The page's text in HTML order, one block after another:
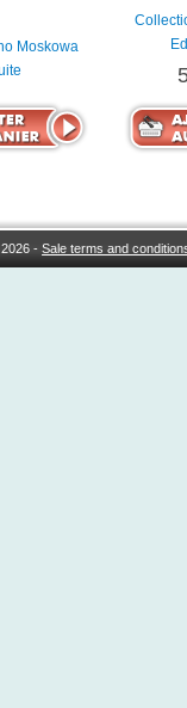
Moskowa
2026 -Sale terms and